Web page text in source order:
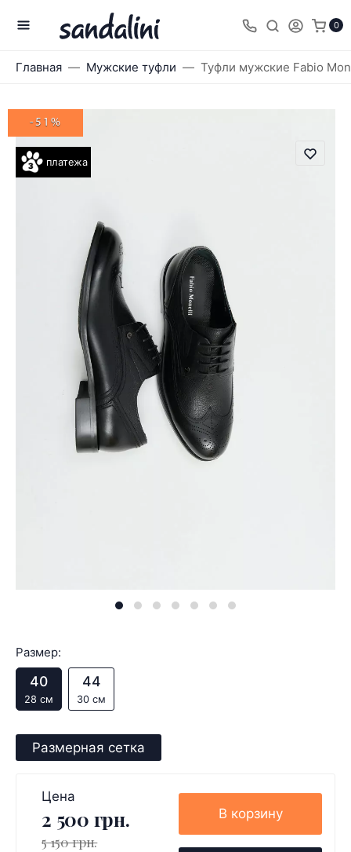
0
Главная Мужские туфли Туфли мужские Fabio
платежа
-51%
Размер:
40
28 см
44
30 см
Размерная сетка
Цена
2 500 грн.
5 150 грн.
В корзину